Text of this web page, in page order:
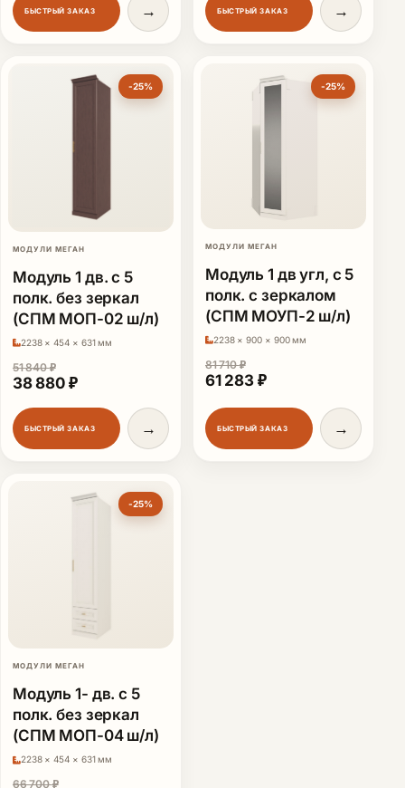
БЫСТРЫЙ ЗАКАЗ → БЫСТРЫЙ ЗАКАЗ →
-25%
МОДУЛИ МЕГАН
Модуль 1 дв. с 5
полк. без зеркал
(СПМ МОП-02 ш/л)
2238 × 454 × 631 мм
51 840₽
Первоначальная цена составляла 51 840 ₽.
38 880 ₽Текущая цена: 38 880 ₽.
БЫСТРЫЙ ЗАКАЗ →
-25%
МОДУЛИ МЕГАН
Модуль 1 дв угл, с 5
полк. с зеркалом
(СПМ МОУП-2 ш/л)
2238 × 900 × 900 мм
81 710₽
Первоначальная цена
61 283 ₽Текущая цена: 61
БЫСТРЫЙ ЗАКАЗ →
-25%
МОДУЛИ МЕГАН
Модуль 1- дв. с 5
полк. без зеркал
(СПМ МОП-04 ш/л)
2238 × 454 × 631 мм
66 700₽